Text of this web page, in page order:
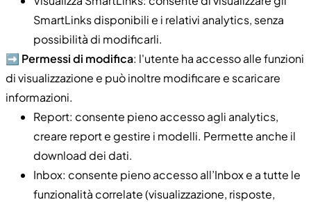
SmartLinks disponibili e i relativi analytics, senza
possibilità di modificarli.
➡️ Permessi di modifica: l'utente ha accesso alle funzioni
di visualizzazione e può inoltre modificare e scaricare
informazioni.
Report: consente pieno accesso agli analytics,
creare report e gestire i modelli. Permette anche il
download dei dati.
Inbox: consente pieno accesso all’Inbox e a tutte le
funzionalità correlate (visualizzazione, risposte,